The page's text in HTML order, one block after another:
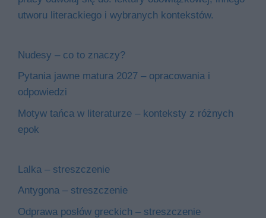
utworu literackiego i wybranych kontekstów.
Nudesy – co to znaczy?
Pytania jawne matura 2027 – opracowania i
odpowiedzi
Motyw tańca w literaturze – konteksty z różnych
epok
Lalka – streszczenie
Antygona – streszczenie
Odprawa posłów greckich – streszczenie